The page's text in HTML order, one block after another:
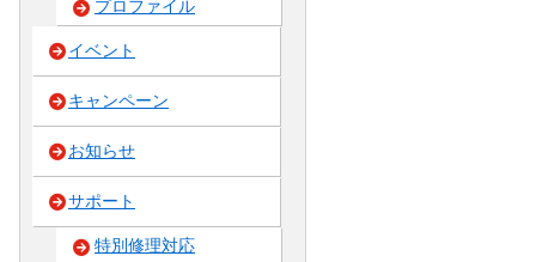
プロファイル
イベント
キャンペーン
お知らせ
サポート
特別修理対応